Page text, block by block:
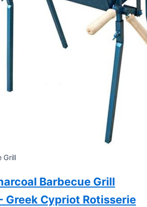
Grill
Barbecue Grill
Greek Cypriot Rotisserie